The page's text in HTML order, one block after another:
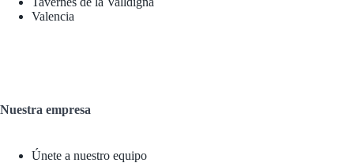
Valencia
Nuestra empresa
Únete a nuestro equipo